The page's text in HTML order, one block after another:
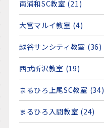
南浦和SC教室 (21)
大宮マルイ教室 (4)
越谷サンシティ教室 (36)
西武所沢教室 (19)
まるひろ上尾SC教室 (34)
まるひろ入間教室 (24)